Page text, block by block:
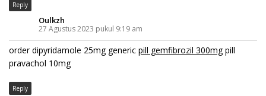
Reply
Oulkzh
27 Agustus 2023 pukul 9:19 am
order dipyridamole 25mg generic pill gemfibrozil 300mgpill
pravachol 10mg
Reply